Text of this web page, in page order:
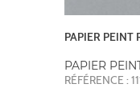
PAPIER PEINT
PAPIER
RÉFÉRENCE :